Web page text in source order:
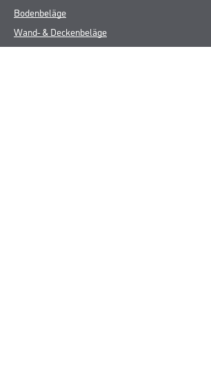
Bodenbeläge
Wand- & Deckenbeläge
Werkzeug & Maschinen